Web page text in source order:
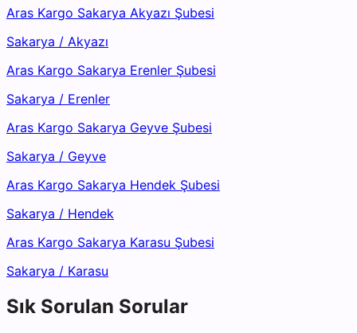
Aras Kargo Sakarya Akyazı Şubesi
Sakarya / Akyazı
Aras Kargo Sakarya Erenler Şubesi
Sakarya / Erenler
Aras Kargo Sakarya Geyve Şubesi
Sakarya / Geyve
Aras Kargo Sakarya Hendek Şubesi
Sakarya / Hendek
Aras Kargo Sakarya Karasu Şubesi
Sakarya / Karasu
Sık Sorulan Sorular